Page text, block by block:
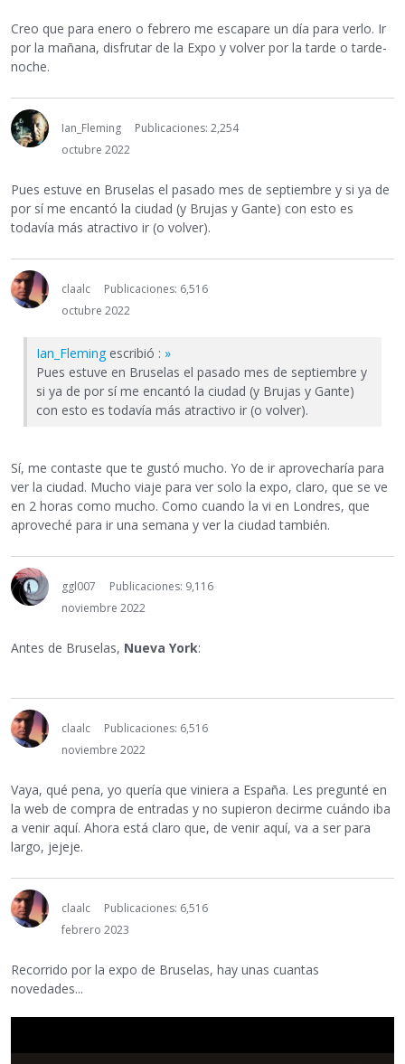
Creo que para enero o febrero me escapare un día para verlo. Ir
por la mañana, disfrutar de la Expo y volver por la tarde o tarde-
noche.
Ian_Fleming
Publicaciones: 2,254
octubre 2022
Pues estuve en Bruselas el pasado mes de septiembre y si ya de
por sí me encantó la ciudad (y Brujas y Gante) con esto es
todavía más atractivo ir (o volver).
claalc
Publicaciones: 6,516
octubre 2022
Ian_Fleming escribió : »
Pues estuve en Bruselas el pasado mes de septiembre y
si ya de por sí me encantó la ciudad (y Brujas y Gante)
con esto es todavía más atractivo ir (o volver).
Sí, me contaste que te gustó mucho. Yo de ir aprovecharía para
ver la ciudad. Mucho viaje para ver solo la expo, claro, que se ve
en 2 horas como mucho. Como cuando la vi en Londres, que
aproveché para ir una semana y ver la ciudad también.
ggl007
Publicaciones: 9,116
noviembre 2022
Antes de Bruselas, Nueva York:
claalc
Publicaciones: 6,516
noviembre 2022
Vaya, qué pena, yo quería que viniera a España. Les pregunté en
la web de compra de entradas y no supieron decirme cuándo iba
a venir aquí. Ahora está claro que, de venir aquí, va a ser para
largo, jejeje.
claalc
Publicaciones: 6,516
febrero 2023
Recorrido por la expo de Bruselas, hay unas cuantas
novedades...